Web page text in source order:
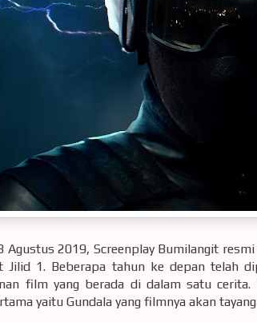
Agustus 2019, Screenplay Bumilangit
Jilid 1. Beberapa tahun ke depan telah
film yang berada di dalam satu cerita.
yaitu Gundala yang filmnya akan